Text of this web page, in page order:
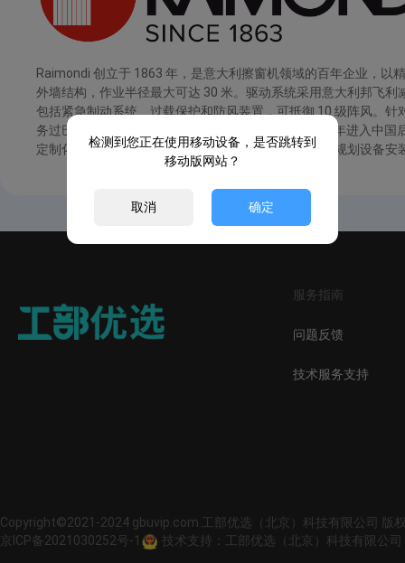
Raimondi 创立于 1863 年，是意大利擦窗机领域的百年企业，
外墙结构，作业半径最大可达 30 米。驱动系统采用意大利邦飞
包括紧急制动系统、过载保护和防风装置，可抵御 10 级阵风。
务过巴黎埃菲尔铁塔、罗马斗兽场周边建筑等，2010 年进入中
定制化轨道设计” 服务，技术团队可根据建筑图纸提前规划设备
服务指南
问题反馈
技术服务支持
Copyright©2021-2024 gbuvip.com 工部优选（北京）科技有限公司 版
京ICP备2021030252号-1
技术支持：工部优选（北京）科技有限公司
检测到您正在使用移动设备，是否跳转到
移动版网站？
取消 确定